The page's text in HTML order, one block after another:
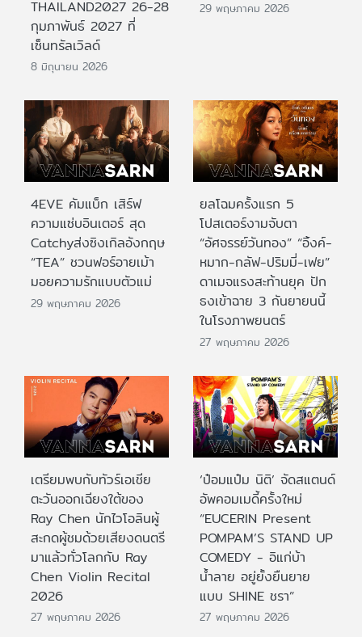
THAILAND2027 26-28
กุมภาพันธ์ 2027 ที่
เซ็นทรัลเวิลด์
8 มิถุนายน 2026
29 พฤษภาคม 2026
4EVE คัมแบ็ก เสิร์ฟ
ความแซ่บอินเตอร์ สุด
Catchyส่งซิงเกิลอังกฤษ
“TEA” ชวนฟอร์อายเม้า
มอยความรักแบบตัวแม่
29 พฤษภาคม 2026
ยลโฉมครั้งแรก 5
โปสเตอร์งามจับตา
“อัศจรรย์วันทอง” “อิ้งค์-
หมาก-กลัฟ-ปริมมี่-เฟย”
ดาเมจแรงสะท้านยุค ปัก
ธงเข้าฉาย 3 กันยายนนี้
ในโรงภาพยนตร์
27 พฤษภาคม 2026
เตรียมพบกับทัวร์เอเชีย
ตะวันออกเฉียงใต้ของ
Ray Chen นักไวโอลินผู้
สะกดผู้ชมด้วยเสียงดนตรี
มาแล้วทั่วโลกกับ Ray
Chen Violin Recital
2026
27 พฤษภาคม 2026
‘ป๋อมแป๋ม นิติ’ จัดสแตนด์
อัพคอมเมดี้ครั้งใหม่
“EUCERIN Present
POMPAM’S STAND UP
COMEDY - อิแก่บ้า
น้ำลาย อยู่ยั้งยืนยาย
แบบ SHINE ชรา”
27 พฤษภาคม 2026